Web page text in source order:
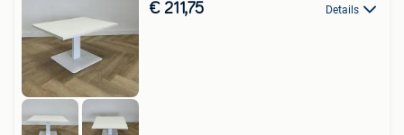
€ 211,75 Details